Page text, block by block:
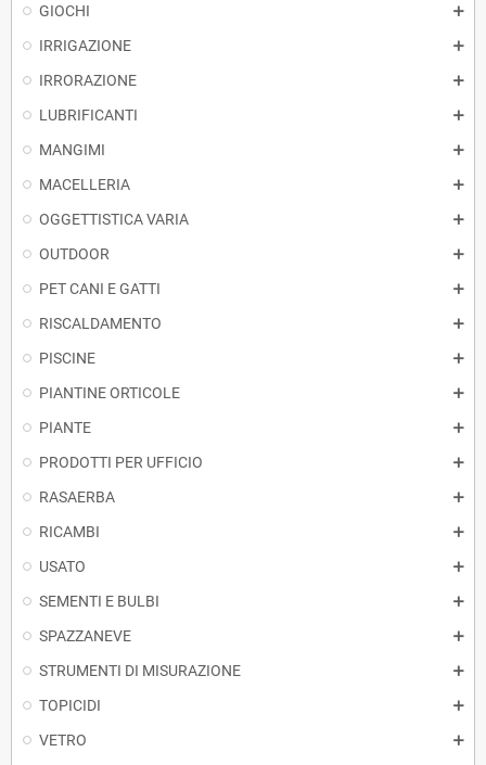
GIOCHI
IRRIGAZIONE
IRRORAZIONE
LUBRIFICANTI
MANGIMI
MACELLERIA
OGGETTISTICA VARIA
OUTDOOR
PET CANI E GATTI
RISCALDAMENTO
PISCINE
PIANTINE ORTICOLE
PIANTE
PRODOTTI PER UFFICIO
RASAERBA
RICAMBI
USATO
SEMENTI E BULBI
SPAZZANEVE
STRUMENTI DI MISURAZIONE
TOPICIDI
VETRO